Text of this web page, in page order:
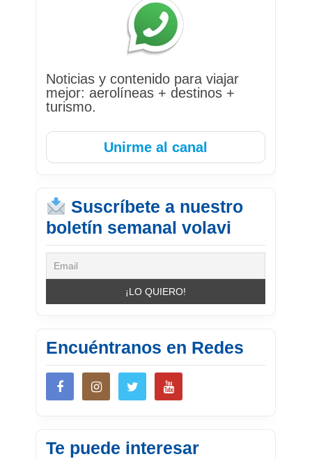
Noticias y contenido para viajar
mejor: aerolíneas + destinos +
turismo.
Unirme al canal
Suscríbete a nuestro
boletín semanal volavi
Encuéntranos en Redes
Te puede interesar